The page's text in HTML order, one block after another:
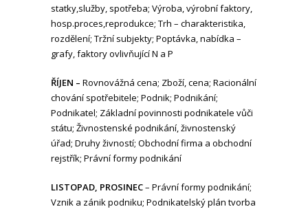
statky,služby, spotřeba; Výroba, výrobní faktory,
hosp.proces,reprodukce; Trh – charakteristika,
rozdělení; Tržní subjekty; Poptávka, nabídka –
grafy, faktory ovlivňující N a P
ŘÍJEN – Rovnovážná cena; Zboží, cena; Racionální
chování spotřebitele; Podnik; Podnikání;
Podnikatel; Základní povinnosti podnikatele vůči
státu; Živnostenské podnikání, živnostenský
úřad; Druhy živností; Obchodní firma a obchodní
rejstřík; Právní formy podnikání
LISTOPAD, PROSINEC– Právní formy podnikání;
Vznik a zánik podniku; Podnikatelský plán tvorba